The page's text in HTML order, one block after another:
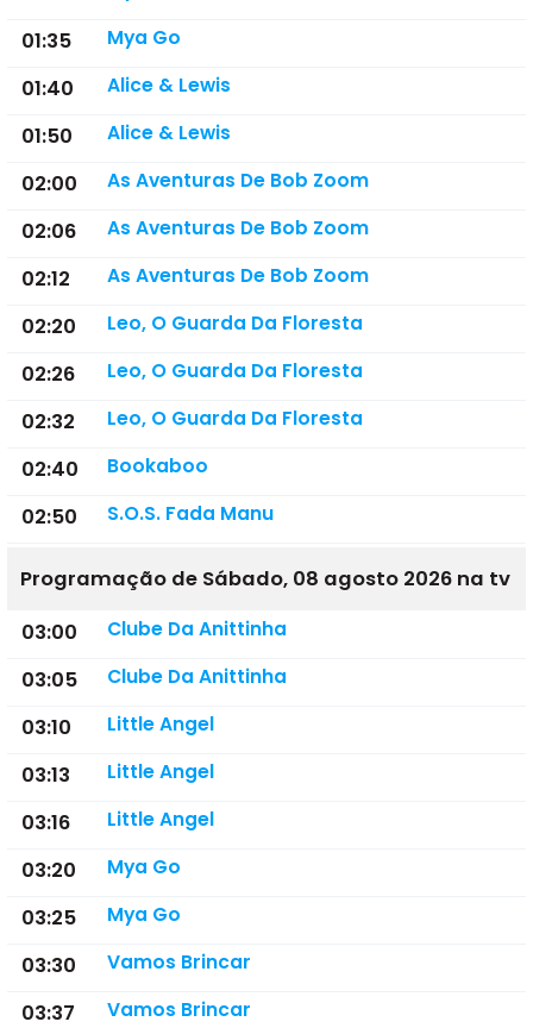
01:35 Mya Go
01:40 Alice & Lewis
01:50 Alice & Lewis
02:00 As Aventuras De Bob Zoom
02:06 As Aventuras De Bob Zoom
02:12 As Aventuras De Bob Zoom
02:20 Leo, O Guarda Da Floresta
02:26 Leo, O Guarda Da Floresta
02:32 Leo, O Guarda Da Floresta
02:40 Bookaboo
02:50 S.O.S. Fada Manu
Programação de Sábado, 08 agosto 2026 na tv
03:00
Clube Da Anittinha
03:05 Clube Da Anittinha
03:10 Little Angel
03:13 Little Angel
03:16 Little Angel
03:20 Mya Go
03:25 Mya Go
03:30 Vamos Brincar
03:37 Vamos Brincar